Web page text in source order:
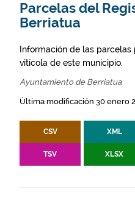
Parcelas del
Berriatua
Información de las
vitícola de este municipio.
Ayuntamiento de Berriatua
Última modificación 30 enero
CSV XML
TSV XLSX